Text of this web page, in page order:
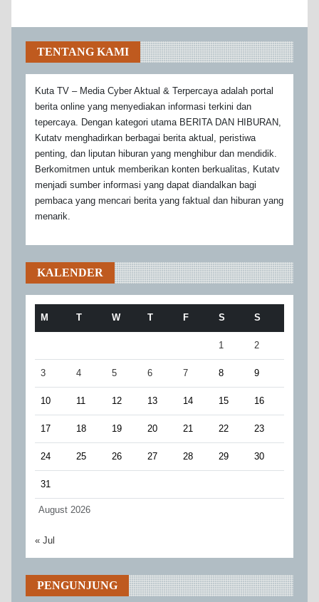
TENTANG KAMI
Kuta TV – Media Cyber Aktual & Terpercaya adalah portal
berita online yang menyediakan informasi terkini dan
tepercaya. Dengan kategori utama BERITA DAN HIBURAN,
Kutatv menghadirkan berbagai berita aktual, peristiwa
penting, dan liputan hiburan yang menghibur dan mendidik.
Berkomitmen untuk memberikan konten berkualitas, Kutatv
menjadi sumber informasi yang dapat diandalkan bagi
pembaca yang mencari berita yang faktual dan hiburan yang
menarik.
KALENDER
August 2026
M T W T F S S
1 2
3 4 5 6 7 8 9
10 11 12 13 14 15 16
17 18 19 20 21 22 23
24 25 26 27 28 29 30
31
« Jul
PENGUNJUNG